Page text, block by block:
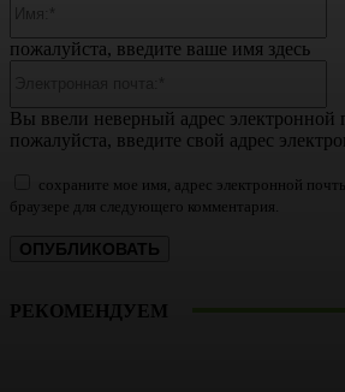
пожалуйста, введите ваше имя здесь
Вы ввели неверный адрес электронной
пожалуйста, введите свой адрес
сохраните мое имя, адрес электронной
браузере для следующего комментария.
РЕКОМЕНДУЕМ